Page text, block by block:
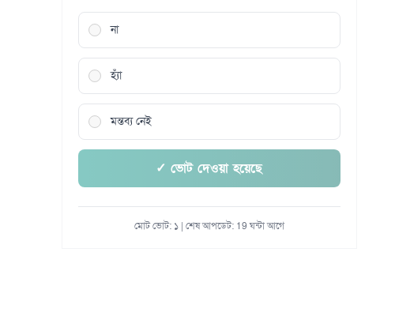
না
হ্যাঁ
মন্তব্য নেই
✓ ভোট দেওয়া হয়েছে
মোট ভোট: ১ | শেষ আপডেট: 19 ঘন্টা আগে